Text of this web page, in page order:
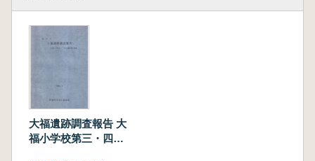
大福遺跡調査報告 大
福小学校第三・四次